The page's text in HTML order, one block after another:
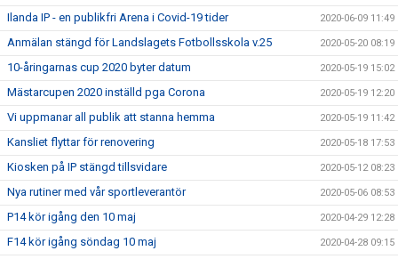
Ilanda IP - en publikfri Arena i Covid-19 tider 2020-06-09 11:49
Anmälan stängd för Landslagets Fotbollsskola v.25 2020-05-20 08:19
10-åringarnas cup 2020 byter datum 2020-05-19 15:02
Mästarcupen 2020 inställd pga Corona 2020-05-19 12:20
Vi uppmanar all publik att stanna hemma 2020-05-19 11:42
Kansliet flyttar för renovering 2020-05-18 17:53
Kiosken på IP stängd tillsvidare 2020-05-12 08:23
Nya rutiner med vår sportleverantör 2020-05-06 08:53
P14 kör igång den 10 maj 2020-04-29 12:28
F14 kör igång söndag 10 maj 2020-04-28 09:15